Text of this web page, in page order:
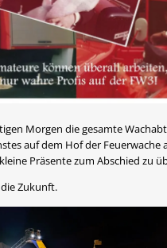
Morgen die gesamte
auf dem Hof der
Präsente zum Abschied zu
Zukunft.